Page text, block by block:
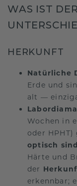
WAS IST
HERKUNFT
Natürliche
Erde und
alt —
Wochen in
oder
optisch
Härte und
der
erkennbar;